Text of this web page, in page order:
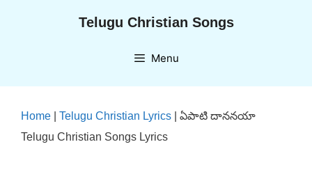
Telugu Christian Songs
Menu
Home Telugu Christian Lyrics
ఏపాటి దాననయా
Telugu Christian Songs Lyrics